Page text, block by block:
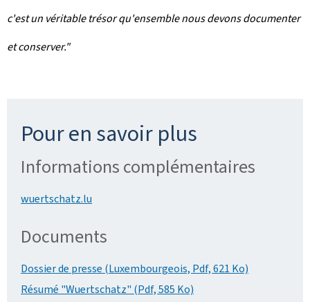
c'est un véritable trésor qu'ensemble nous devons documenter
et conserver."
Pour en savoir plus
Informations complémentaires
wuertschatz.lu
Documents
Dossier de presse (Luxembourgeois, Pdf, 621 Ko)
Résumé "Wuertschatz" (Pdf, 585 Ko)